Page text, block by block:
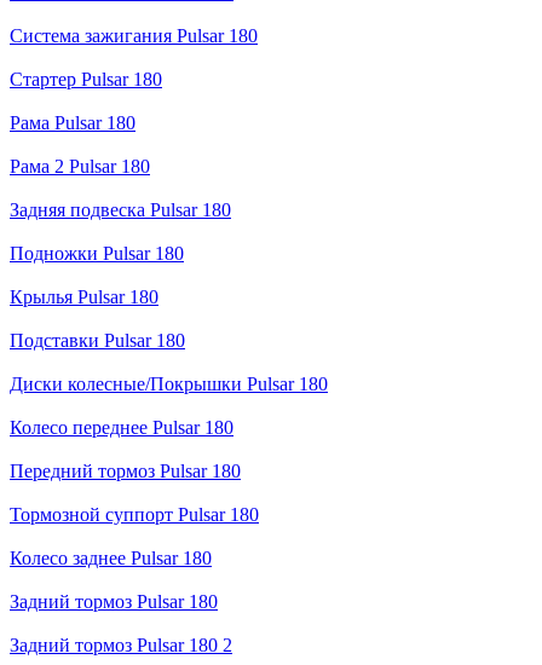
Система зажигания Pulsar 180
Стартер Pulsar 180
Рама Pulsar 180
Рама 2 Pulsar 180
Задняя подвеска Pulsar 180
Подножки Pulsar 180
Крылья Pulsar 180
Подставки Pulsar 180
Диски колесные/Покрышки Pulsar 180
Колесо переднее Pulsar 180
Передний тормоз Pulsar 180
Тормозной суппорт Pulsar 180
Колесо заднее Pulsar 180
Задний тормоз Pulsar 180
Задний тормоз Pulsar 180 2